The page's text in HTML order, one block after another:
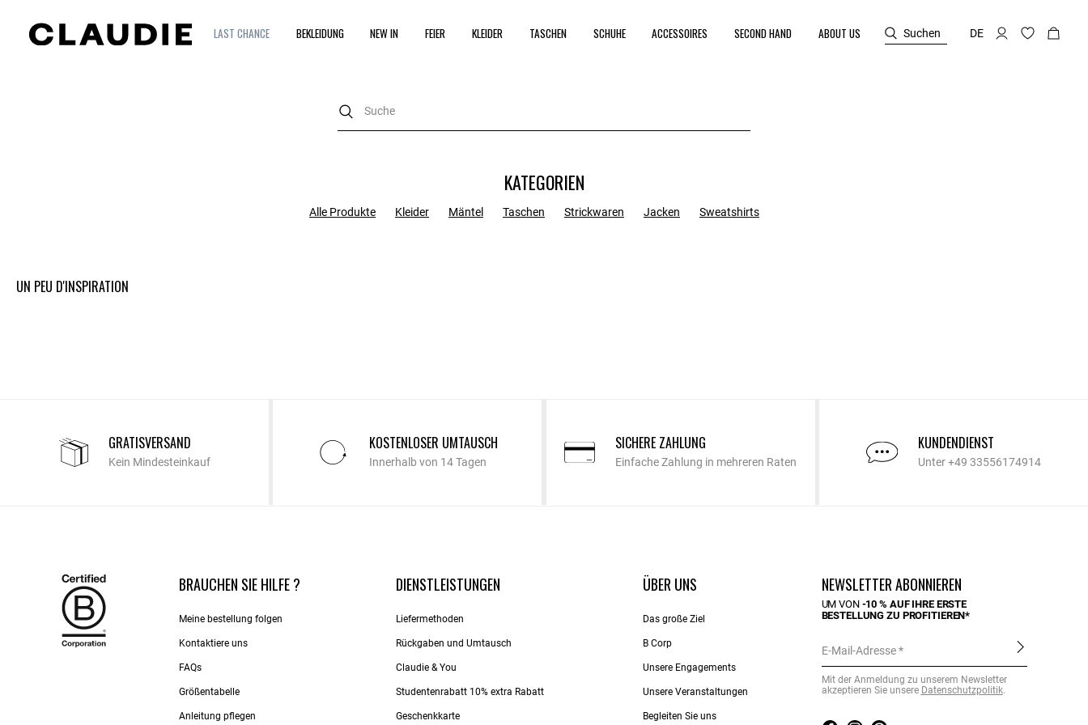
LAST CHANCE BEKLEIDUNG NEW IN FEIER KLEIDER TASCHEN SCHUHE ACCESSOIRES SECOND HAND ABOUT US Suchen DE
KATEGORIEN
Alle Produkte Kleider Mäntel Taschen Strickwaren Jacken Sweatshirts
UN PEU D'INSPIRATION
GRATISVERSAND
Kein Mindesteinkauf
KOSTENLOSER UMTAUSCH
Innerhalb von 14 Tagen
SICHERE ZAHLUNG
Einfache Zahlung in mehreren Raten
KUNDENDIENST
Unter +49 33556174914
BRAUCHEN SIE HILFE ?
Meine bestellung folgen
Kontaktiere uns​
FAQs
Größentabelle
Anleitung pflegen
DIENSTLEISTUNGEN
Liefermethoden
Rückgaben und Umtausch
Claudie & You
Studentenrabatt 10% extra Rabatt
Geschenkkarte
ÜBER UNS
Das große Ziel
B Corp
Unsere Engagements
Unsere Veranstaltungen
Begleiten Sie uns
NEWSLETTER ABONNIEREN
UM VON -10 % AUF IHRE ERSTE
BESTELLUNG ZU PROFITIEREN*
E-Mail-Adresse
Mit der Anmeldung zu unserem Newsletter
akzeptieren Sie unsere Datenschutzpolitik.